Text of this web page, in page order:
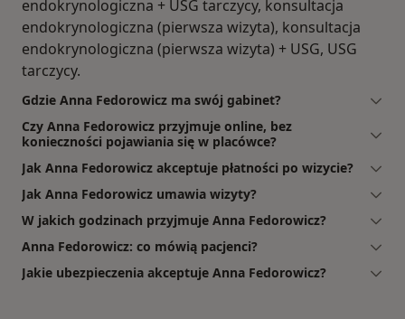
endokrynologiczna + USG tarczycy, konsultacja
endokrynologiczna (pierwsza wizyta), konsultacja
endokrynologiczna (pierwsza wizyta) + USG, USG
tarczycy.
Gdzie Anna Fedorowicz ma swój gabinet?
Czy Anna Fedorowicz przyjmuje online, bez
konieczności pojawiania się w placówce?
Jak Anna Fedorowicz akceptuje płatności po wizycie?
Jak Anna Fedorowicz umawia wizyty?
W jakich godzinach przyjmuje Anna Fedorowicz?
Anna Fedorowicz: co mówią pacjenci?
Jakie ubezpieczenia akceptuje Anna Fedorowicz?